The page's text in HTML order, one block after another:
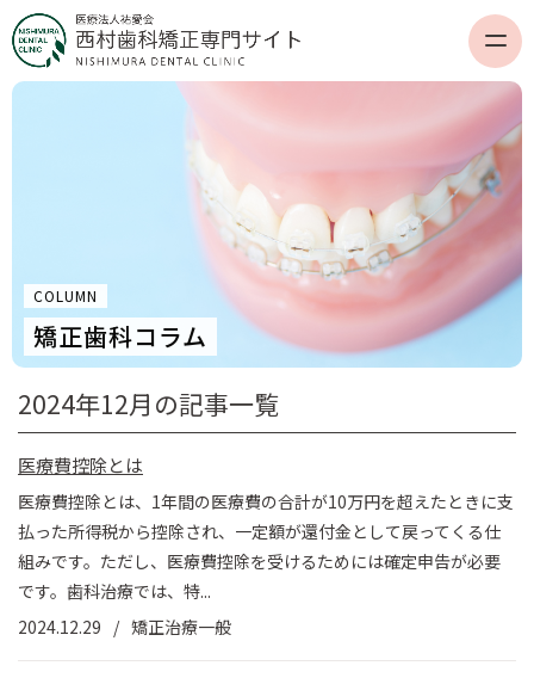
COLUMN
矯正歯科コラム
2024年12月の記事一覧
医療費控除とは
医療費控除とは、1年間の医療費の合計が10万円を超えたときに支
払った所得税から控除され、一定額が還付金として戻ってくる仕
組みです。ただし、医療費控除を受けるためには確定申告が必要
です。歯科治療では、特...
2024.12.29
矯正治療一般